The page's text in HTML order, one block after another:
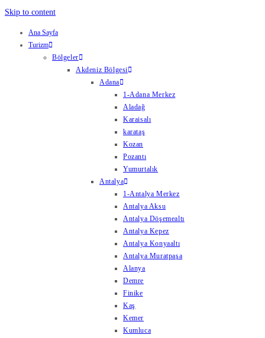
Skip to content
Ana Sayfa
Turizm
Bölgeler
Akdeniz Bölgesi
Adana
1-Adana Merkez
Aladağ
Karaisalı
karataş
Kozan
Pozantı
Yumurtalık
Antalya
1-Antalya Merkez
Antalya Aksu
Antalya Döşemealtı
Antalya Kepez
Antalya Konyaaltı
Antalya Muratpaşa
Alanya
Demre
Finike
Kaş
Kemer
Kumluca